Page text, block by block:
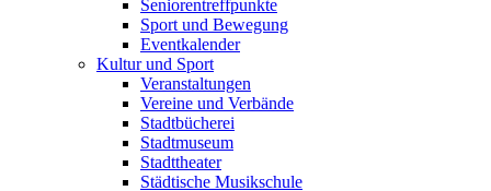
Seniorentreffpunkte
Sport und Bewegung
Eventkalender
Kultur und Sport
Veranstaltungen
Vereine und Verbände
Stadtbücherei
Stadtmuseum
Stadttheater
Städtische Musikschule